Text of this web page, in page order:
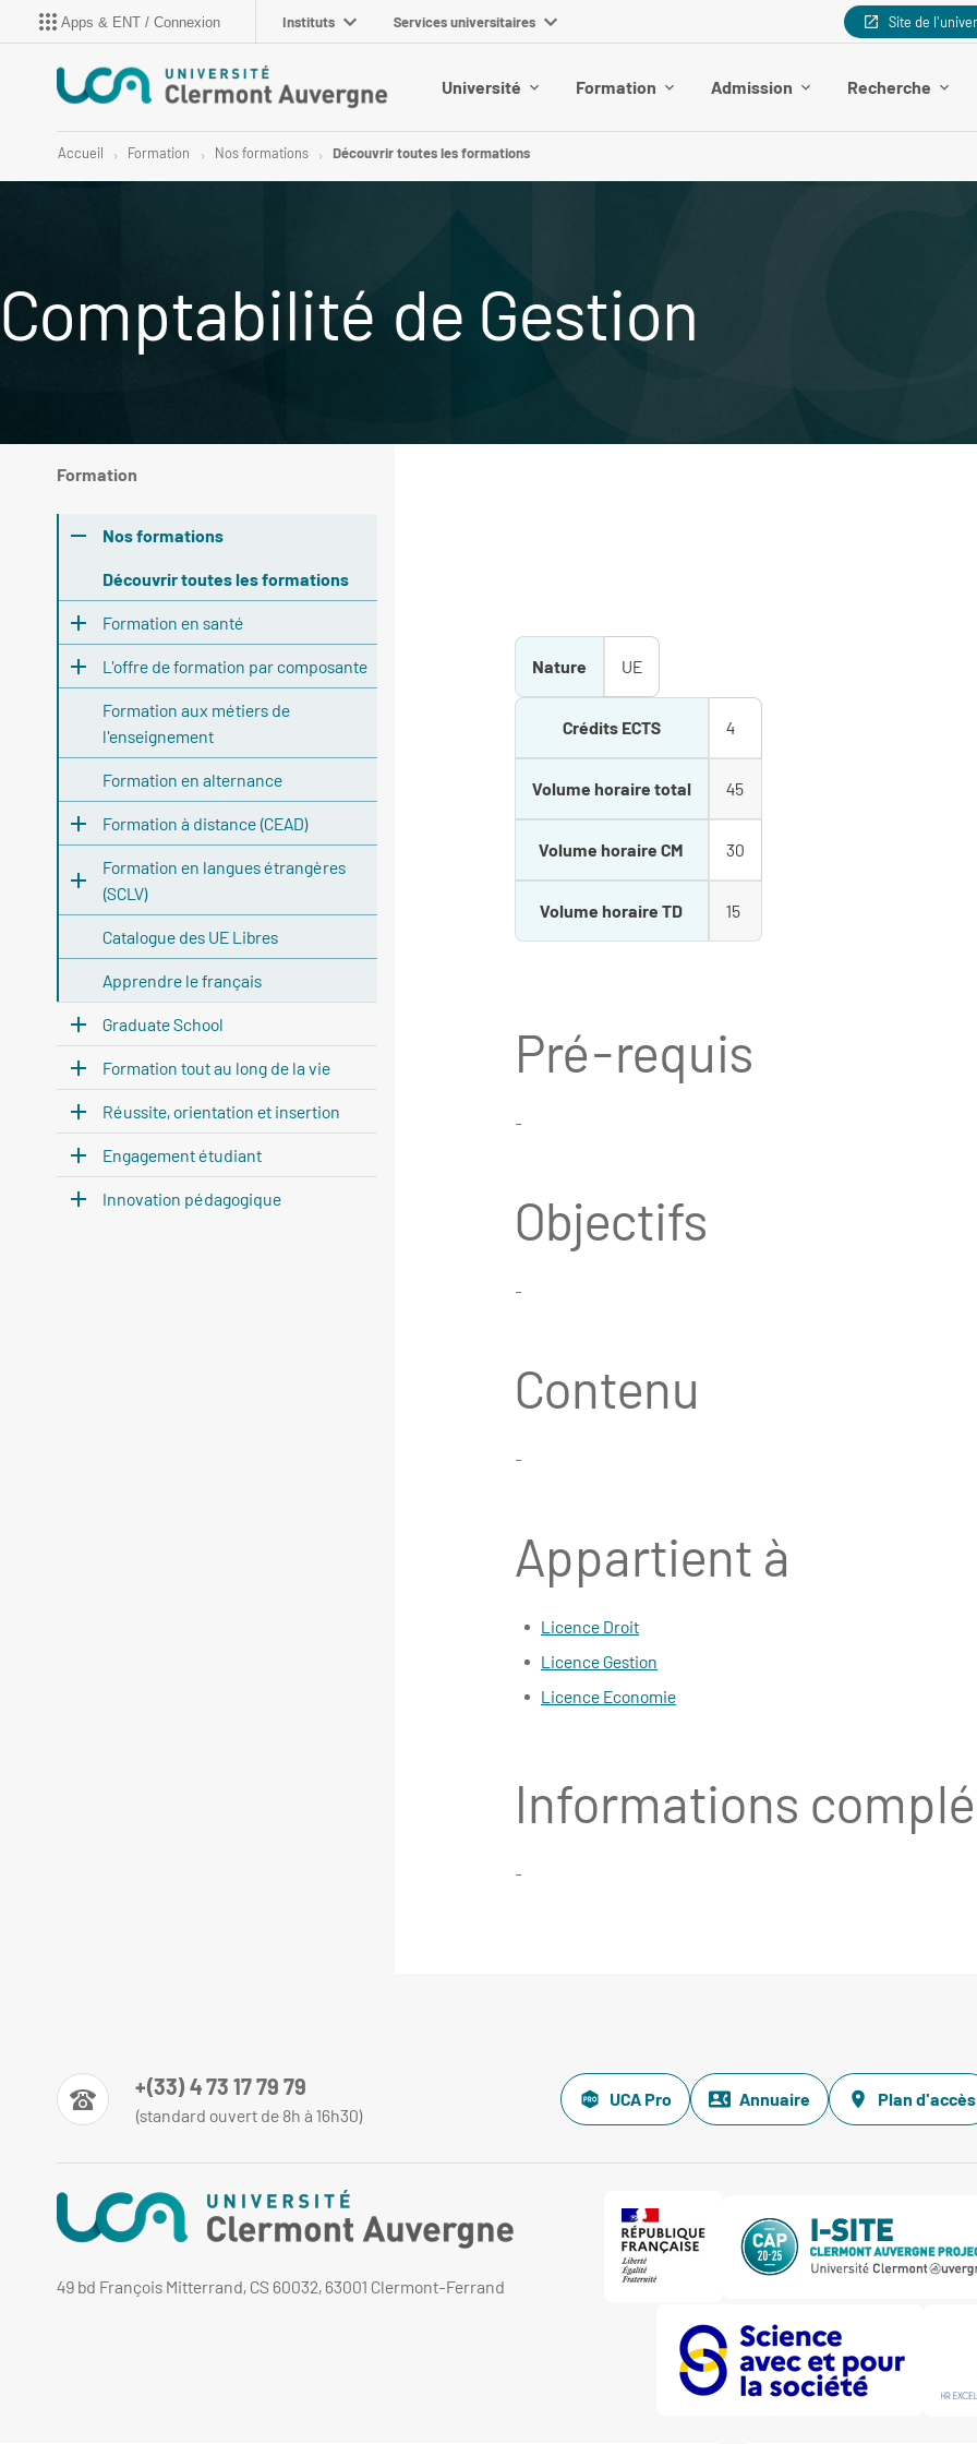
Apps & ENT / Connexion Instituts Services universitaires Site de
Université Formation Admission Recherche
Accueil Formation Nos formations Découvrir toutes les formations
Comptabilité de Gestion
Nature UE
Crédits ECTS 4
Volume horaire total 45
Volume horaire CM 30
Volume horaire TD 15
Pré-requis
-
Objectifs
-
Contenu
-
Appartient à
Licence Droit
Licence Gestion
Licence Economie
Informations
-
Formation
Nos formations
Découvrir toutes les formations
Formation en santé
L'offre de formation par composante
Formation aux métiers de
l'enseignement
Formation en alternance
Formation à distance (CEAD)
Formation en langues étrangères
(SCLV)
Catalogue des UE Libres
Apprendre le français
Graduate School
Formation tout au long de la vie
Réussite, orientation et insertion
Engagement étudiant
Innovation pédagogique
+(33) 4 73 17 79 79
(standard ouvert de 8h à 16h30)
UCA Pro Annuaire Plan d'accès
49 bd François Mitterrand, CS 60032, 63001 Clermont-Ferrand